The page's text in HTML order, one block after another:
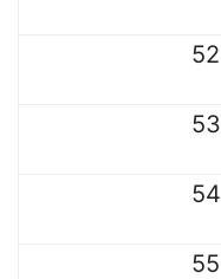
52
53
54
55